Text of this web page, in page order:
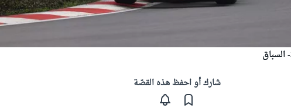
شارك أو احفظ هذه القصّة